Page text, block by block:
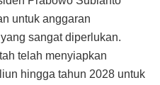
untuk anggaran
sangat diperlukan.
telah menyiapkan
hingga tahun 2028 untuk